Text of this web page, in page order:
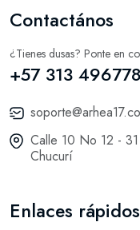
Contactános
¿Tienes dusas? Ponte en
+57 313
Calle 10 No 12 -
Chucurí
Enlaces rápidos